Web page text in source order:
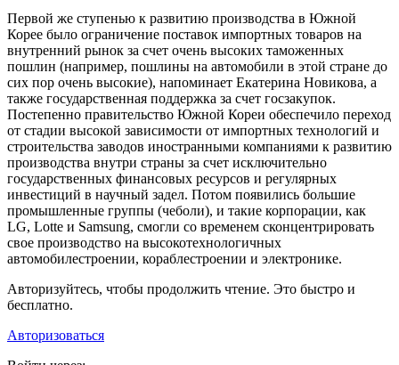
Первой же ступенью к развитию производства в Южной
Корее было ограничение поставок импортных товаров на
внутренний рынок за счет очень высоких таможенных
пошлин (например, пошлины на автомобили в этой стране до
сих пор очень высокие), напоминает Екатерина Новикова, а
также государственная поддержка за счет госзакупок.
Постепенно правительство Южной Кореи обеспечило переход
от стадии высокой зависимости от импортных технологий и
строительства заводов иностранными компаниями к развитию
производства внутри страны за счет исключительно
государственных финансовых ресурсов и регулярных
инвестиций в научный задел. Потом появились большие
промышленные группы (чеболи), и такие корпорации, как
LG, Lotte и Samsung, смогли со временем сконцентрировать
свое производство на высокотехнологичных
автомобилестроении, кораблестроении и электронике.
Авторизуйтесь, чтобы продолжить чтение. Это быстро и
бесплатно.
Авторизоваться